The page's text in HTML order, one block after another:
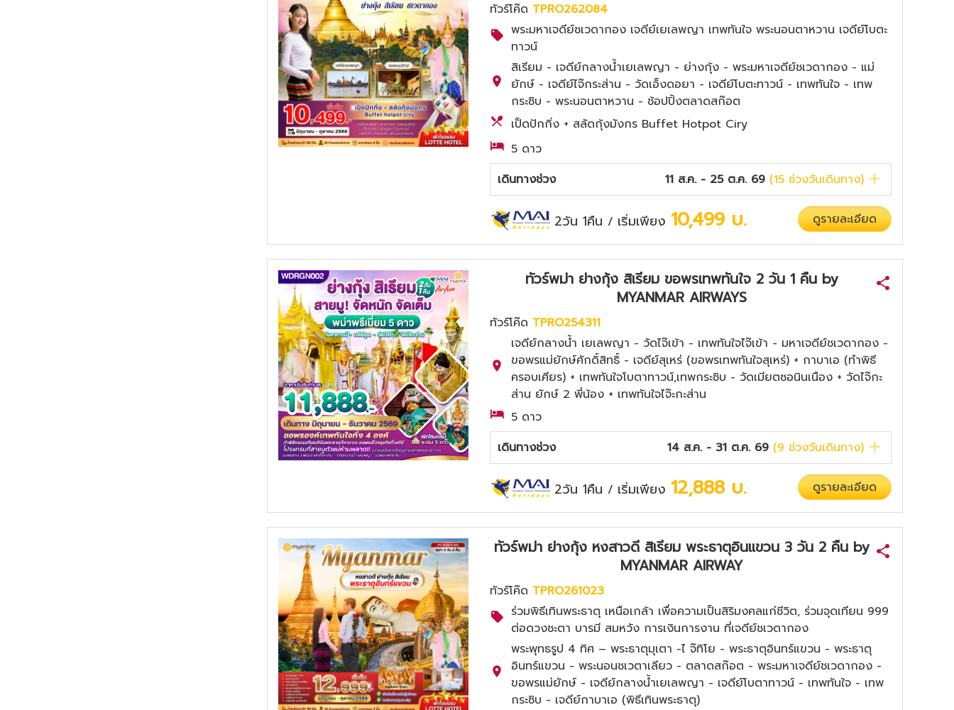
ทัวร์โค๊ด TPRO262084
พระมหาเจดีย์ชเวดากอง เจดีย์เยเลพญา เทพทันใจ พระนอนตาหวาน เจดีย์โบตะ
ทาวน์
สิเรียม - เจดีย์กลางน้ำเยเลพญา - ย่างกุ้ง - พระมหาเจดีย์ชเวดากอง - แม่
ยักษ์ - เจดีย์ไจ๊กระส่าน - วัดเอ็งดอยา - เจดีย์โบตะทาวน์ - เทพทันใจ - เทพ
กระซิบ - พระนอนตาหวาน - ช้อปปิ้งตลาดสก๊อต
เป็ดปักกิ่ง + สลัดกุ้งมังกร Buffet Hotpot Ciry
5 ดาว
เดินทางช่วง
11 ส.ค. - 25 ต.ค. 69 (15ช่วงวันเดินทาง)
2วัน 1คืน / เริ่มเพียง 10,499 บ. ดูรายละเอียด
ทัวร์พม่า ย่างกุ้ง สิเรียม ขอพรเทพทันใจ 2 วัน 1 คืน by
MYANMAR AIRWAYS
ทัวร์โค๊ด TPRO254311
เจดีย์กลางน้ำ เยเลพญา - วัดไจ๊เข้า - เทพทันใจไจ๊เข้า - มหาเจดีย์ชเวดากอง -
ขอพรแม่ยักษ์ศักดิ์สิทธิ์ - เจดีย์สุเหร่ (ขอพรเทพทันใจสุเหร่) + กาบาเอ (ทำพิธี
ครอบเศียร) + เทพทันใจโบตาทาวน์,เทพกระซิบ - วัดเมียตซอนินเนือง + วัดไจ๊กะ
ส่าน ยักษ์ 2 พี่น้อง + เทพทันใจไจ๊ะกะส่าน
5 ดาว
เดินทางช่วง
14 ส.ค. - 31 ต.ค. 69 (9 ช่วงวันเดินทาง)
2วัน 1คืน / เริ่มเพียง 12,888 บ. ดูรายละเอียด
ทัวร์พม่า ย่างกุ้ง หงสาวดี สิเรียม พระธาตุอินแขวน 3 วัน 2 คืน by
MYANMAR AIRWAY
ทัวร์โค๊ด TPRO261023
ร่วมพิธีเทินพระธาตุ เหนือเกล้า เพื่อความเป็นสิริมงคลแก่ชีวิต, ร่วมจุดเทียน 999
ต่อดวงชะตา บารมี สมหวัง การเงินการงาน ที่เจดีย์ชเวดากอง
พระพุทธรูป 4 ทิศ – พระธาตุมุเตา -ไ จ๊ทิโย - พระธาตุอินทร์แขวน - พระธาตุ
อินทร์แขวน - พระนอนชเวตาเลียว - ตลาดสก๊อต - พระมหาเจดีย์ชเวดากอง -
ขอพรแม่ยักษ์ - เจดีย์กลางน้ำเยเลพญา - เจดีย์โบตาทาวน์ - เทพทันใจ - เทพ
กระซิบ - เจดีย์กาบาเอ (พิธีเทินพระธาตุ)